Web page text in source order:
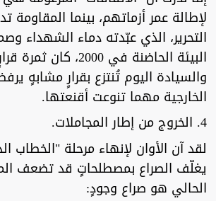
لإطالة عمر أزماتهم، بينما المقاومة
التحرير، الذي عبّدته دماء الشهداء
البيئة الحاضنة في 2000،
والسيادة اليوم تُنتزع بقرارٍ مشابهٍ
الخارجية مهما تنوعت أقنعتها.
4. الخروج من إطار المجاملات.
لقد آن الأوان لإنهاء مرحلة "الخطاب
يغلّف الصراع بمصطلحاتٍ قد تضعف
الحالي هو صراع وجودٍ: